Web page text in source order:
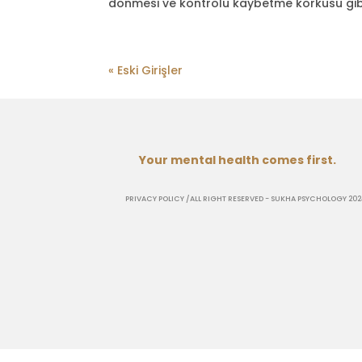
dönmesi ve kontrolü kaybetme korkusu
« Eski Girişler
Your mental health comes first.
PRIVACY POLICY /ALL RIGHT RESERVED - SUKHA PSYCHOLOGY